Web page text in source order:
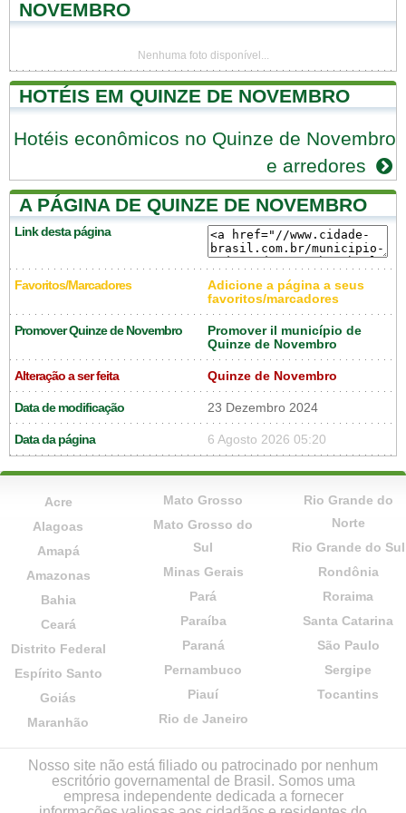
NOVEMBRO
Nenhuma foto disponível...
HOTÉIS EM QUINZE DE NOVEMBRO
Hotéis econômicos no Quinze de Novembro
e arredores
A PÁGINA DE QUINZE DE NOVEMBRO
Link desta página
Favoritos/Marcadores
Adicione a página a seus
favoritos/marcadores
Promover Quinze de Novembro
Promover il município de
Quinze de Novembro
Alteração a ser feita Quinze de Novembro
Data de modificação 23 Dezembro 2024
Data da página 6 Agosto 2026 05:20
Acre
Alagoas
Amapá
Amazonas
Bahia
Ceará
Distrito Federal
Espírito Santo
Goiás
Maranhão
Mato Grosso
Mato Grosso do
Sul
Minas Gerais
Pará
Paraíba
Paraná
Pernambuco
Piauí
Rio de Janeiro
Rio Grande do
Norte
Rio Grande do Sul
Rondônia
Roraima
Santa Catarina
São Paulo
Sergipe
Tocantins
Nosso site não está filiado ou patrocinado por nenhum
escritório governamental de Brasil. Somos uma
empresa independente dedicada a fornecer